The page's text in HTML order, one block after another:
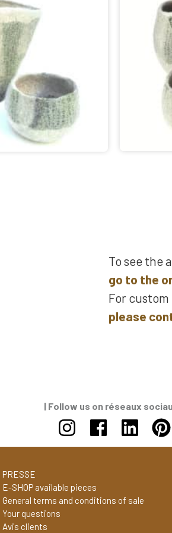
To see the
go to the
For custom
please
| Follow us on réseaux
PRESSE
E-SHOP available pieces
General terms and conditions of sale
Your questions
Avis clients